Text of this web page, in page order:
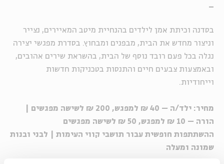
בסדנה וכיתת אמן לילדים בהנחיית מיטב המאיירים, נצייר
וניצור מחדש את הבית, מבפנים ומבחוץ. בסדרת מפגשי יצירה
נגלה בכל פעם רובד נוסף של הבית, בהשראת שירים אהובים,
ובאמצעות צבעים חיים והתנסות בטכניקות חדשות
וייחודיות.
מחיר: ילד/ה – 40 ₪ למפגש, 200 ₪ לשישה מפגשים |
הורה – 10 ₪ למפגש, 50 ₪ לשישה מפגשים
ההשתתפות חופשית עבור תושבי קווי העימות | לבני ובנות
שמונה ומעלה